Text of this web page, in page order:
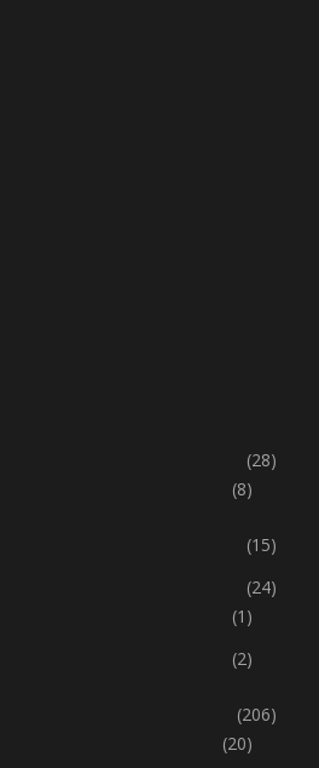
(28)
(8)
(15)
(24)
(1)
(2)
(206)
(20)